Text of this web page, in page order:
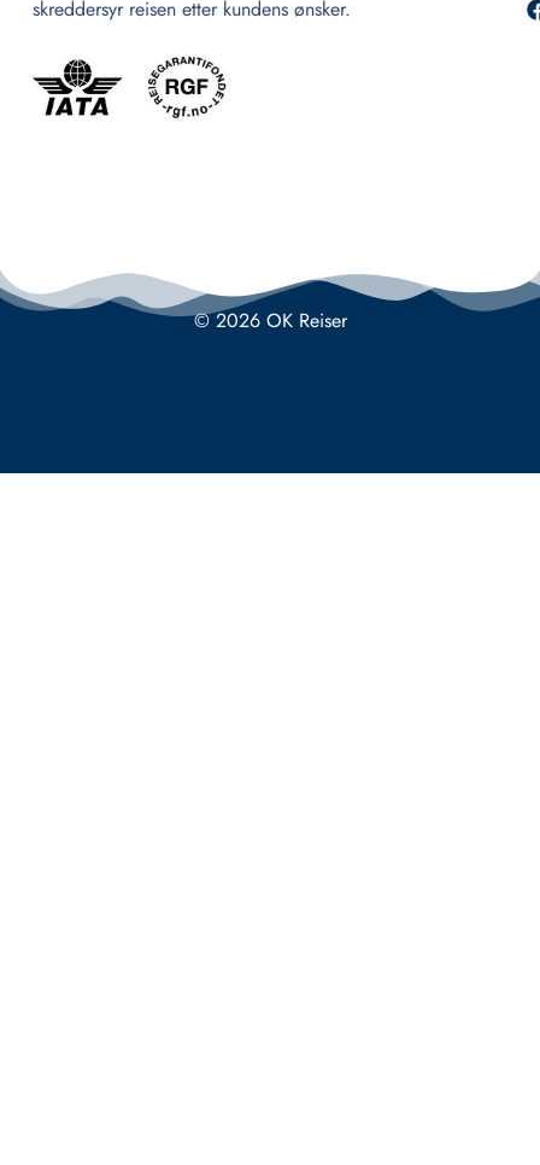
skreddersyr reisen etter kundens ønsker.
© 2026 OK Reiser